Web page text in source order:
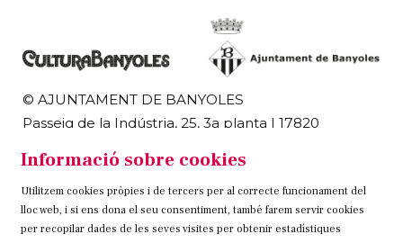
© AJUNTAMENT DE BANYOLES
Passeig de la Indústria, 25, 3a planta | 17820
972 58 18 48 | 972 57 00 50
Sitemap Avís Legal Ús de Cookies Contacteu
Informació sobre cookies
Utilitzem cookies pròpies i de tercers per al correcte funcionament del
lloc web, i si ens dona el seu consentiment, també farem servir cookies
per recopilar dades de les seves visites per obtenir estadístiques